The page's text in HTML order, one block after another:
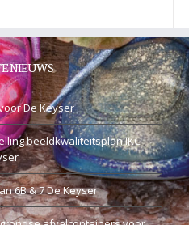
NIEUWS
De Keyser
beeldkwaliteitsplan IKC
6B & 7 De Keyser